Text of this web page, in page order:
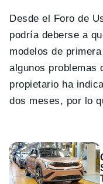
Desde el Foro de
podría deberse a
modelos de
algunos problemas
propietario ha
dos meses, por lo